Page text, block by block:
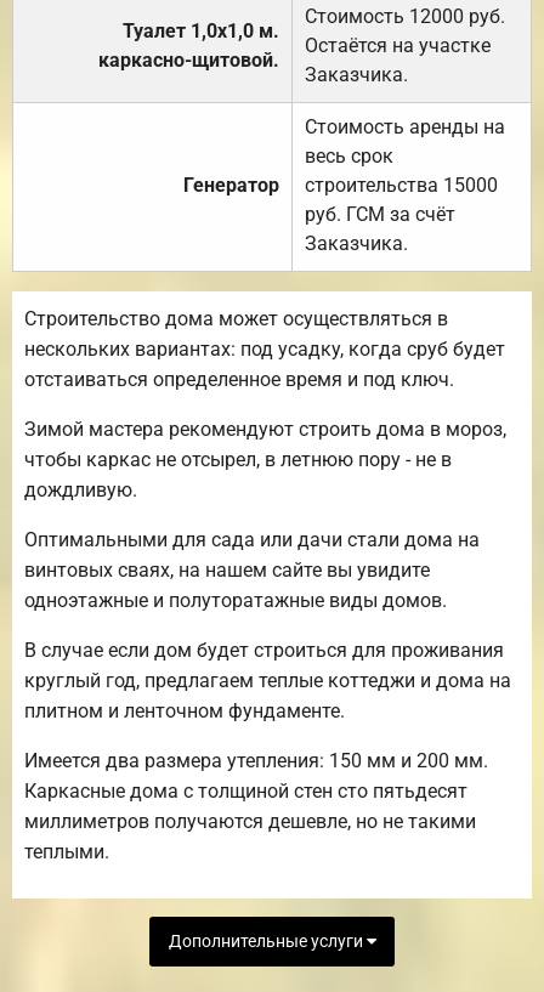
Туалет 1,0х1,0 м.
каркасно-щитовой.
Стоимость 12000 руб.
Остаётся на участке
Заказчика.
Генератор
Стоимость аренды на
весь срок
строительства 15000
руб. ГСМ за счёт
Заказчика.
Строительство дома может осуществляться в
нескольких вариантах: под усадку, когда сруб будет
отстаиваться определенное время и под ключ.
Зимой мастера рекомендуют строить дома в мороз,
чтобы каркас не отсырел, в летнюю пору - не в
дождливую.
Оптимальными для сада или дачи стали дома на
винтовых сваях, на нашем сайте вы увидите
одноэтажные и полуторатажные виды домов.
В случае если дом будет строиться для проживания
круглый год, предлагаем теплые коттеджи и дома на
плитном и ленточном фундаменте.
Имеется два размера утепления: 150 мм и 200 мм.
Каркасные дома с толщиной стен сто пятьдесят
миллиметров получаются дешевле, но не такими
теплыми.
Дополнительные услуги